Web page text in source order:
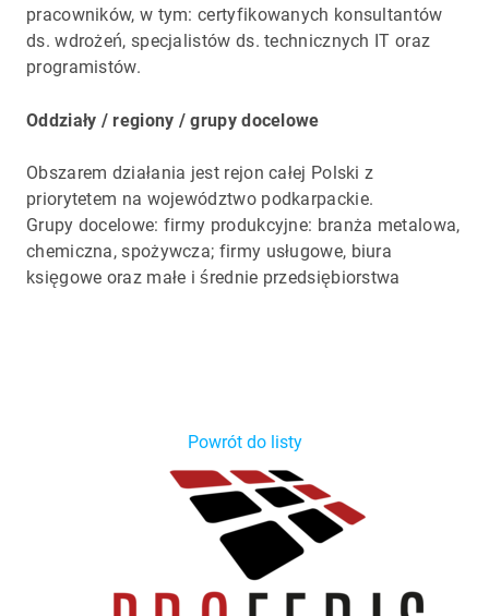
pracowników, w tym: certyfikowanych konsultantów
ds. wdrożeń, specjalistów ds. technicznych IT oraz
programistów.
Oddziały / regiony / grupy docelowe
Obszarem działania jest rejon całej Polski z
priorytetem na województwo podkarpackie.
Grupy docelowe: firmy produkcyjne: branża metalowa,
chemiczna, spożywcza; firmy usługowe, biura
księgowe oraz małe i średnie przedsiębiorstwa
Powrót do listy